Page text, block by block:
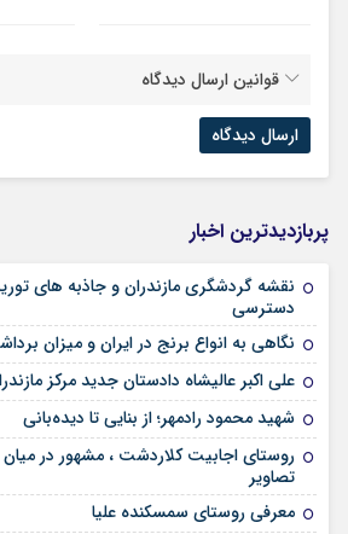
قوانین ارسال دیدگاه
پربازدیدترین اخبار
دسترسی
نگاهی به انواع برنج در ایران و میزان
علی‌ اکبر عالیشاه دادستان جدید مرکز
شهید محمود رادمهر؛ از بنایی تا دیده‌بانی
روستای اجابیت کلاردشت ، مشهور در
تصاویر
معرفی روستای سمسکنده علیا